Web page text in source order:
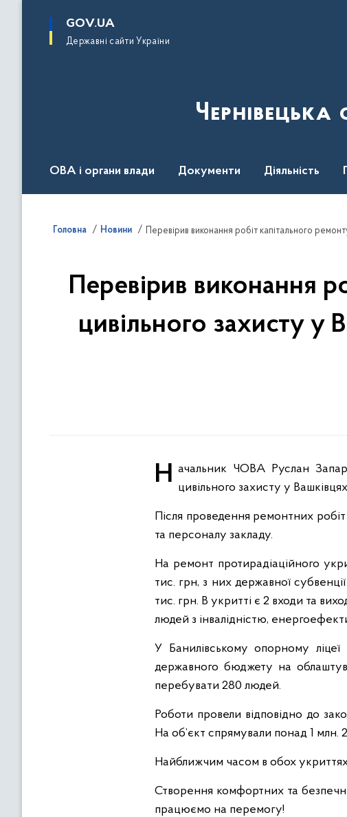
основного
GOV.UA
Державні сайти України
Чернівецька
ОВА і органи влади Документи Діяльність
Головна Новини
Перевірив виконання
цивільного захисту у
Начальник ЧОВА Руслан Запаранюк: Перевірив виконання робіт капітального ремонту захисних споруд цивільного захисту у
Після проведення ремонтних
та персоналу закладу.
На ремонт протирадіаційного
тис. грн, з них державної
тис. грн. В укритті є 2 входи та
людей з інвалідністю,
У Банилівському опорному
державного бюджету на
перебувати 280 людей.
Роботи провели відповідно до
На об’єкт спрямували понад 1 млн.
Найближчим часом в обох
Створення комфортних та
працюємо на перемогу!